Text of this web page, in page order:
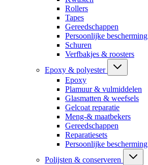
Rollers
Tapes
Gereedschappen
Persoonlijke bescherming
Schuren
Verfbakjes & roosters
Epoxy & polyester
Epoxy
Plamuur & vulmiddelen
Glasmatten & weefsels
Gelcoat reparatie
Meng-& maatbekers
Gereedschappen
Reparatiesets
Persoonlijke bescherming
Polijsten & conserveren